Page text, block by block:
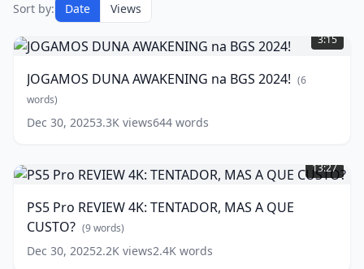
Sort by: Date Views
JOGAMOS
DUNA
AWAKENING
BGS
2024!
(6
3:15
JOGAMOS DUNA AWAKENING na BGS 2024! (6
words)
Dec 30, 20253.3K views644 words
Pro
REVIEW
TENTADOR,
MAS
A
QUE
13:27
PS5 Pro REVIEW 4K: TENTADOR, MAS A QUE
CUSTO? (9words)
Dec 30, 20252.2K views2.4K words